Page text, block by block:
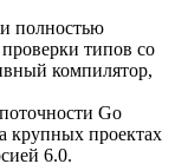
полностью
типов со
компилятор,
Go
крупных проектах
6.0.